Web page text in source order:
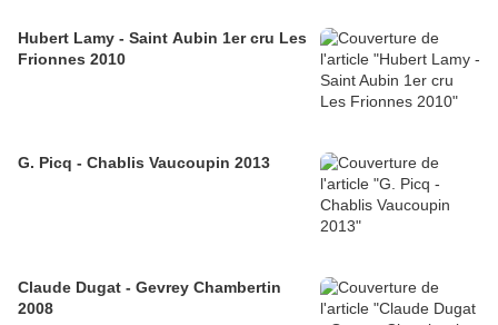
Hubert Lamy - Saint Aubin 1er cru Les
Frionnes 2010
G. Picq - Chablis Vaucoupin 2013
Claude Dugat - Gevrey Chambertin
2008